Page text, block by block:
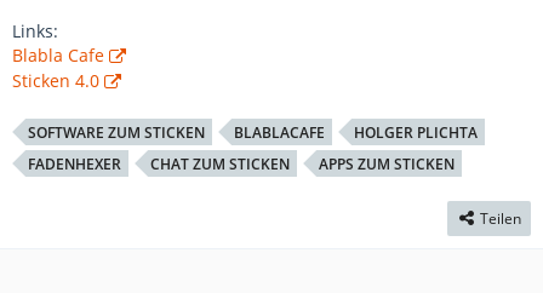
Links:
Blabla Cafe
Sticken 4.0
SOFTWARE ZUM STICKEN BLABLACAFE
HOLGER PLICHTA
FADENHEXER
CHAT ZUM STICKEN APPS ZUM STICKEN
Teilen